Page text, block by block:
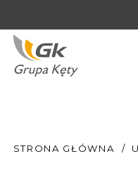
STRONA GŁÓWNA